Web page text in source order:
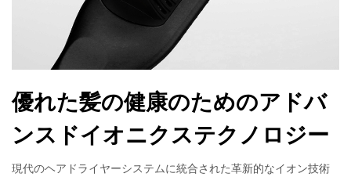
優れた髪の健康のためのアドバ
ンスドイオニクステクノロジー
現代のヘアドライヤーシステムに統合された革新的なイオン技術